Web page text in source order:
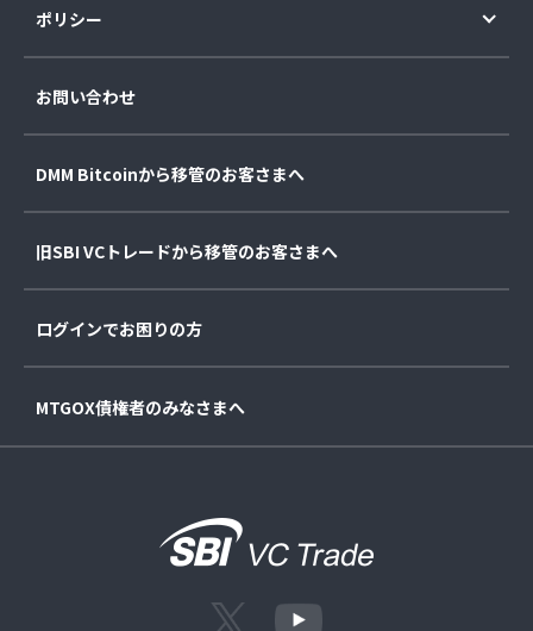
ポリシー
お問い合わせ
DMM Bitcoinから移管のお客さまへ
旧SBI VCトレードから移管のお客さまへ
ログインでお困りの方
MTGOX債権者のみなさまへ